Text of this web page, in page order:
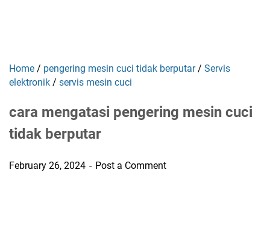
Home / pengering mesin cuci tidak berputar / Servis
elektronik / servis mesin cuci
cara mengatasi pengering mesin cuci
tidak berputar
February 26, 2024 Post a Comment